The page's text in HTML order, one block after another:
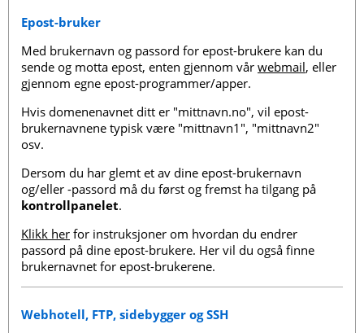
Epost-bruker
Med brukernavn og passord for epost-brukere kan du
sende og motta epost, enten gjennom vår webmail, eller
gjennom egne epost-programmer/apper.
Hvis domenenavnet ditt er "mittnavn.no", vil epost-
brukernavnene typisk være "mittnavn1", "mittnavn2"
osv.
Dersom du har glemt et av dine epost-brukernavn
og/eller -passord må du først og fremst ha tilgang på
kontrollpanelet.
Klikk her for instruksjoner om hvordan du endrer
passord på dine epost-brukere. Her vil du også finne
brukernavnet for epost-brukerene.
Webhotell, FTP, sidebygger og SSH